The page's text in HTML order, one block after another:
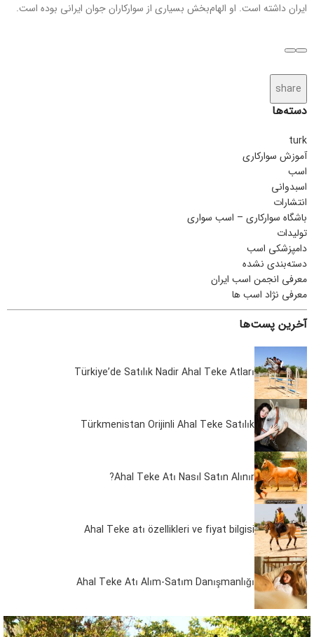
ایران داشته است. او الهام‌بخش بسیاری از سوارکاران جوان ایرانی بوده است.
share
دسته‌ها
turk
آموزش سوارکاری
اسب
اسبدوانی
انتشارات
باشگاه سوارکاری – اسب سواری
تولیدات
دامپزشکی اسب
دسته‌بندی نشده
معرفی انجمن اسب ایران
معرفی نژاد اسب ها
آخرین پست‌ها
Türkiye’de Satılık Nadir Ahal Teke Atları
Türkmenistan Orijinli Ahal Teke Satılık
Ahal Teke Atı Nasıl Satın Alınır?
Ahal Teke atı özellikleri ve fiyat bilgisi
Ahal Teke Atı Alım-Satım Danışmanlığı